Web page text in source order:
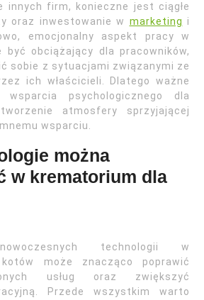
innych firm, konieczne jest ciągłe
oraz inwestowanie w marketing i
emocjonalny aspekt pracy w
być obciążający dla pracowników,
sobie z sytuacjami związanymi ze
ich właścicieli. Dlatego ważne
psychologicznego dla
atmosfery sprzyjającej
wsparciu.
można
w krematorium dla
technologii w
może znacząco poprawić
usług oraz zwiększyć
Przede wszystkim warto